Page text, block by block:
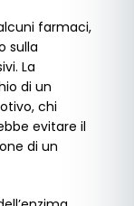
farmaci,
sulla
La
di un
chi
evitare il
di un